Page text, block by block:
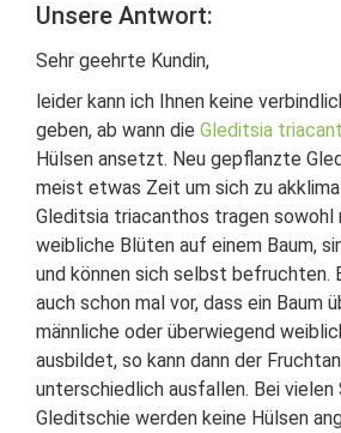
Unsere Antwort:
Sehr geehrte Kundin,
leider kann ich Ihnen keine
geben, ab wann die Gleditsia
Hülsen ansetzt. Neu gepflanzte
meist etwas Zeit um sich zu
Gleditsia triacanthos tragen sowohl
weibliche Blüten auf einem Baum,
und können sich selbst befruchten.
auch schon mal vor, dass ein Baum
männliche oder überwiegend
ausbildet, so kann dann der
unterschiedlich ausfallen. Bei vielen
Gleditschie werden keine Hülsen